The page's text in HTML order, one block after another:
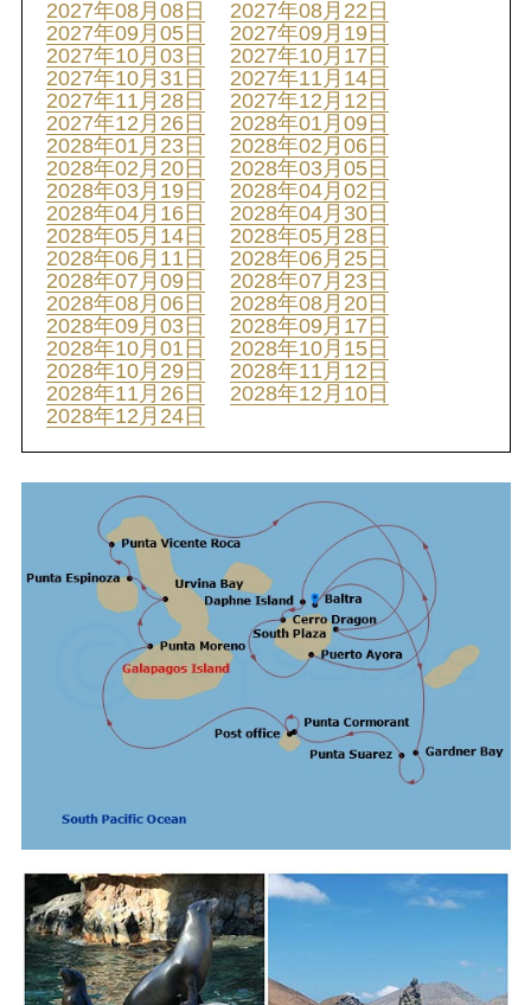
2027年08月08日
2027年08月22日
2027年09月05日
2027年09月19日
2027年10月03日
2027年10月17日
2027年10月31日
2027年11月14日
2027年11月28日
2027年12月12日
2027年12月26日
2028年01月09日
2028年01月23日
2028年02月06日
2028年02月20日
2028年03月05日
2028年03月19日
2028年04月02日
2028年04月16日
2028年04月30日
2028年05月14日
2028年05月28日
2028年06月11日
2028年06月25日
2028年07月09日
2028年07月23日
2028年08月06日
2028年08月20日
2028年09月03日
2028年09月17日
2028年10月01日
2028年10月15日
2028年10月29日
2028年11月12日
2028年11月26日
2028年12月10日
2028年12月24日